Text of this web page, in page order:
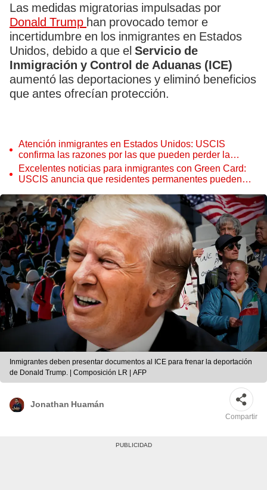
Las medidas migratorias impulsadas por
Donald Trump han provocado temor e
incertidumbre en los inmigrantes en Estados
Unidos, debido a que el Servicio de
Inmigración y Control de Aduanas (ICE)
aumentó las deportaciones y eliminó beneficios
que antes ofrecían protección.
Atención inmigrantes en Estados Unidos: USCIS
confirma las razones por las que pueden perder la
Green Card en 2025
Excelentes noticias para inmigrantes con Green Card:
USCIS anuncia que residentes permanentes pueden
Inmigrantes deben presentar documentos al ICE para frenar la deportación
de Donald Trump. | Composición LR | AFP
Jonathan Huamán
Compartir